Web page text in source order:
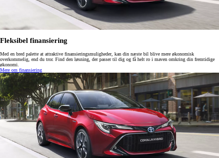
Fleksibel finansiering
Med en bred palette at attraktive finansieringsmuligheder, kan din næste bil blive mere økonomisk
overkommelig, end du tror. Find den løsning, der passer til dig og få helt ro i maven omkring din fremtidige
økonomi.
Mere om finansiering